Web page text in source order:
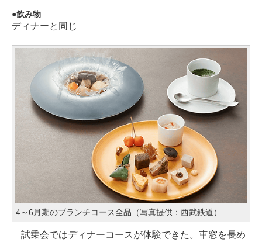
飲み物
ディナーと同じ
4～6月期のブランチコース全品（写真提供：西武鉄道）
試乗会ではディナーコースが体験できた。車窓を長め